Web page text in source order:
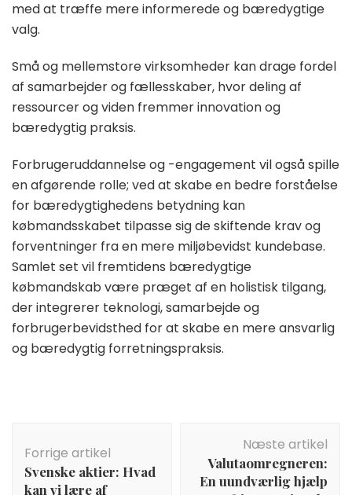
med at træffe mere informerede og bæredygtige
valg.
Små og mellemstore virksomheder kan drage fordel
af samarbejder og fællesskaber, hvor deling af
ressourcer og viden fremmer innovation og
bæredygtig praksis.
Forbrugeruddannelse og -engagement vil også spille
en afgørende rolle; ved at skabe en bedre forståelse
for bæredygtighedens betydning kan
købmandsskabet tilpasse sig de skiftende krav og
forventninger fra en mere miljøbevidst kundebase.
Samlet set vil fremtidens bæredygtige
købmandskab være præget af en holistisk tilgang,
der integrerer teknologi, samarbejde og
forbrugerbevidsthed for at skabe en mere ansvarlig
og bæredygtig forretningspraksis.
Forrige artikel
Svenske aktier: Hvad
kan vi lære af
Næste artikel
Valutaomregneren:
En uundværlig hjælp